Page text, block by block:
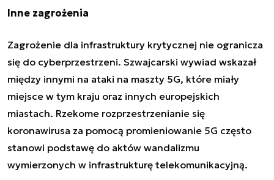
Inne zagrożenia
Zagrożenie dla infrastruktury krytycznej nie ogranicza
się do cyberprzestrzeni. Szwajcarski wywiad wskazał
między innymi na ataki na maszty 5G, które miały
miejsce w tym kraju oraz innych europejskich
miastach. Rzekome rozprzestrzenianie się
koronawirusa za pomocą promieniowanie 5G często
stanowi podstawę do aktów wandalizmu
wymierzonych w infrastrukturę telekomunikacyjną.